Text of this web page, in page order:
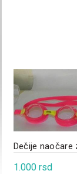
Dečije naočare
1.000 rsd